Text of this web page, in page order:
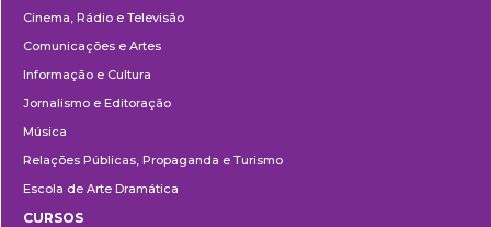
Cinema, Rádio e Televisão
Comunicações e Artes
Informação e Cultura
Jornalismo e Editoração
Música
Relações Públicas, Propaganda e Turismo
Escola de Arte Dramática
CURSOS